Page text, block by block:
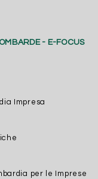
- E-FOCUS
Impresa
per le Imprese